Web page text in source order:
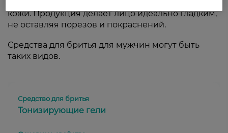
кожи. Продукция делает лицо идеально гладким,
не оставляя порезов и покраснений.
Средства для бритья для мужчин могут быть
таких видов.
Тонизирующие гели